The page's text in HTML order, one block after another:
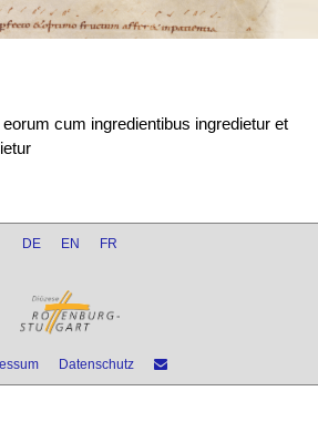
cum ingredientibus ingredietur et
DE EN FR
Datenschutz